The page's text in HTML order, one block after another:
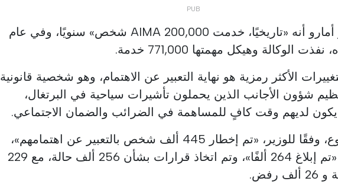
أوضح ليتاو أمارو أنه «تاريخيًا، خدمت AIMA 200,000 شخص» سنويًا، وفي عام
الأكثر رمزية هو نهاية التعبير عن الاهتمام، وهو شخصية قانونية
شؤون الأجانب الذين يحملون تأشيرات سياحية في البرتغال،
لديهم وقت كافٍ للمساهمة في الضرائب والضمان الاجتماعي.
في المجموع، وفقًا للوزير، «تم إخطار 445 ألف شخص بالتعبير عن اهتمامهم»،
ومن بينهم «تم إبلاغ 264 ألفًا»، وتم اتخاذ قرارات بشأن 256 ألف حالة، مع 229
رفض.